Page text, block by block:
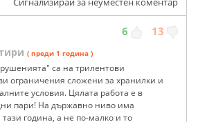
6 13
( преди 1 година )
са на трилентови
ограничения сложени за хранилки и
условия. Цялата работа е в
пари! На държавно ниво има
година, а не по-малко и то